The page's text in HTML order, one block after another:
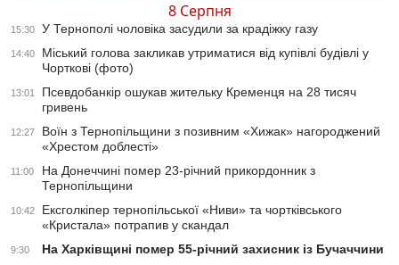
8 Серпня
15:30 У Тернополі чоловіка засудили за крадіжку газу
14:40
Міський голова закликав утриматися від купівлі будівлі у
Чорткові (фото)
13:01
Псевдобанкір ошукав жительку Кременця на 28 тисяч
гривень
12:27
Воїн з Тернопільщини з позивним «Хижак» нагороджений
«Хрестом доблесті»
11:00
На Донеччині помер 23-річний прикордонник з
Тернопільщини
10:42
Ексголкіпер тернопільської «Ниви» та чортківського
«Кристала» потрапив у скандал
9:30 На Харківщині помер 55-річний захисник із Бучаччини